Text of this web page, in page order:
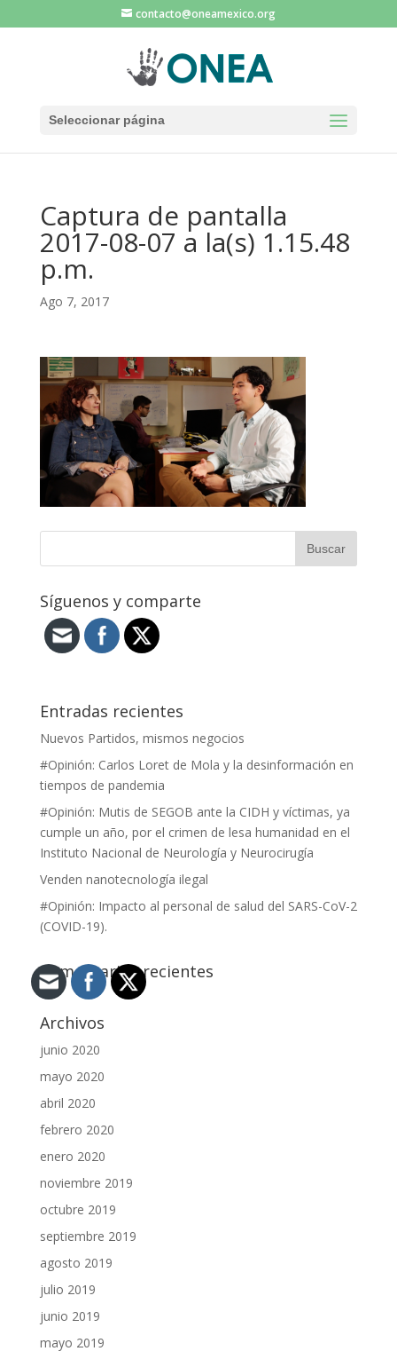
contacto@oneamexico.org
Seleccionar página
Captura de pantalla
2017-08-07 a la(s) 1.15.48
p.m.
Ago 7, 2017
Síguenos y comparte
Entradas recientes
Nuevos Partidos, mismos negocios
#Opinión: Carlos Loret de Mola y la desinformación en
tiempos de pandemia
#Opinión: Mutis de SEGOB ante la CIDH y víctimas, ya
cumple un año, por el crimen de lesa humanidad en el
Instituto Nacional de Neurología y Neurocirugía
Venden nanotecnología ilegal
#Opinión: Impacto al personal de salud del SARS-CoV-2
(COVID-19).
Comentarios recientes
Archivos
junio 2020
mayo 2020
abril 2020
febrero 2020
enero 2020
noviembre 2019
octubre 2019
septiembre 2019
agosto 2019
julio 2019
junio 2019
mayo 2019